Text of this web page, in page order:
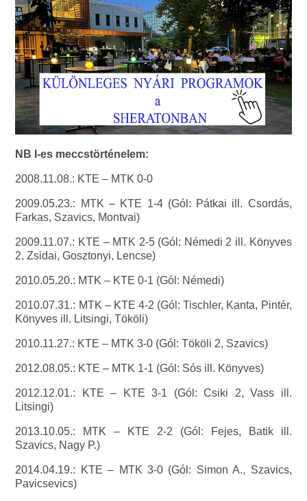
NB I-es meccstörténelem:
2008.11.08.: KTE – MTK 0-0
2009.05.23.: MTK – KTE 1-4 (Gól: Pátkai ill. Csordás,
Farkas, Szavics, Montvai)
2009.11.07.: KTE – MTK 2-5 (Gól: Némedi 2 ill. Könyves
2, Zsidai, Gosztonyi, Lencse)
2010.05.20.: MTK – KTE 0-1 (Gól: Némedi)
2010.07.31.: MTK – KTE 4-2 (Gól: Tischler, Kanta, Pintér,
Könyves ill. Litsingi, Tököli)
2010.11.27.: KTE – MTK 3-0 (Gól: Tököli 2, Szavics)
2012.08.05.: KTE – MTK 1-1 (Gól: Sós ill. Könyves)
2012.12.01.: KTE – KTE 3-1 (Gól: Csiki 2, Vass ill.
Litsingi)
2013.10.05.: MTK – KTE 2-2 (Gól: Fejes, Batik ill.
Szavics, Nagy P.)
2014.04.19.: KTE – MTK 3-0 (Gól: Simon A., Szavics,
Pavicsevics)